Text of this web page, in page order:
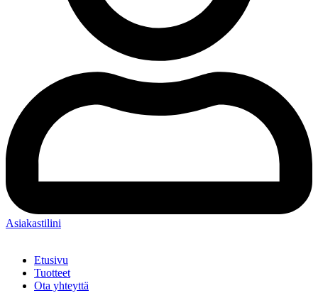
Asiakastilini
Etusivu
Tuotteet
Ota yhteyttä